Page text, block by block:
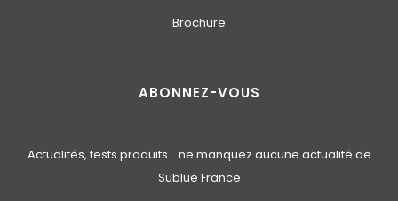
Brochure
ABONNEZ-VOUS
Actualités, tests produits… ne manquez aucune actualité de
Sublue France